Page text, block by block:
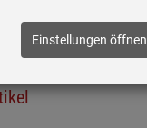
Einstellungen öffnen